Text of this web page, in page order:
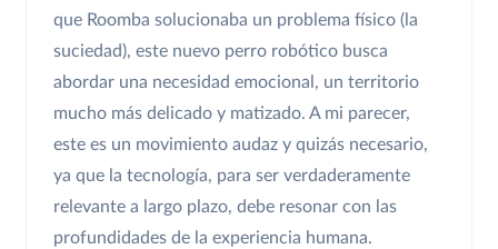
que Roomba solucionaba un problema físico (la
suciedad), este nuevo perro robótico busca
abordar una necesidad emocional, un territorio
mucho más delicado y matizado. A mi parecer,
este es un movimiento audaz y quizás necesario,
ya que la tecnología, para ser verdaderamente
relevante a largo plazo, debe resonar con las
profundidades de la experiencia humana.